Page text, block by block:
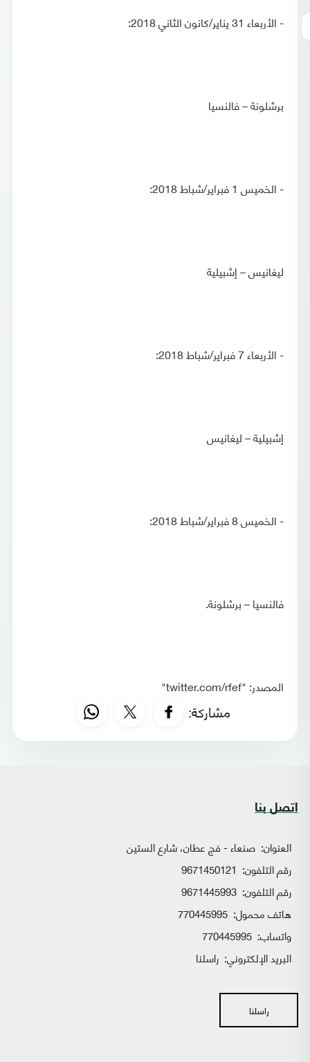
- الأربعاء 31 يناير/كانون الثاني 2018:
برشلونة – فالنسيا
- الخميس 1 فبراير/شباط 2018:
ليغانيس – إشبيلية
- الأربعاء 7 فبراير/شباط 2018:
إشبيلية – ليغانيس
- الخميس 8 فبراير/شباط 2018:
فالنسيا – برشلونة.
المصدر: "twitter.com/rfef"
مشاركة:
اتصل بنا
العنوان: صنعاء - فج عطان، شارع الستين
رقم التلفون: 9671450121
رقم التلفون: 9671445993
هاتف محمول: 770445995
واتساب:
البريد الإلكتروني: راسلنا
راسلنا